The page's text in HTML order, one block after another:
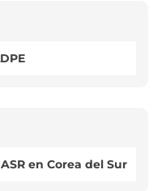
en Corea del Sur